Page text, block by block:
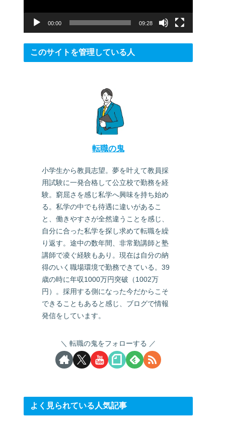
00:00 09:28
このサイトを管理している人
転職の鬼
小学生から教員志望。夢を叶えて教員採
用試験に一発合格して公立校で勤務を経
験。窮屈さを感じ私学へ興味を持ち始め
る。私学の中でも待遇に違いがあるこ
と、働きやすさが全然違うことを感じ、
自分に合った私学を探し求めて転職を繰
り返す。途中の数年間、非常勤講師と塾
講師で凌ぐ経験もあり。現在は自分の納
得のいく職場環境で勤務できている。39
歳の時に年収1000万円突破（1002万
円）。採用する側になった今だからこそ
できることもあると感じ、ブログで情報
発信をしています。
転職の鬼をフォローする
よく見られている人気記事